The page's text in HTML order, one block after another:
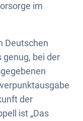
im
Deutschen
genug, bei der
der
ist „Das